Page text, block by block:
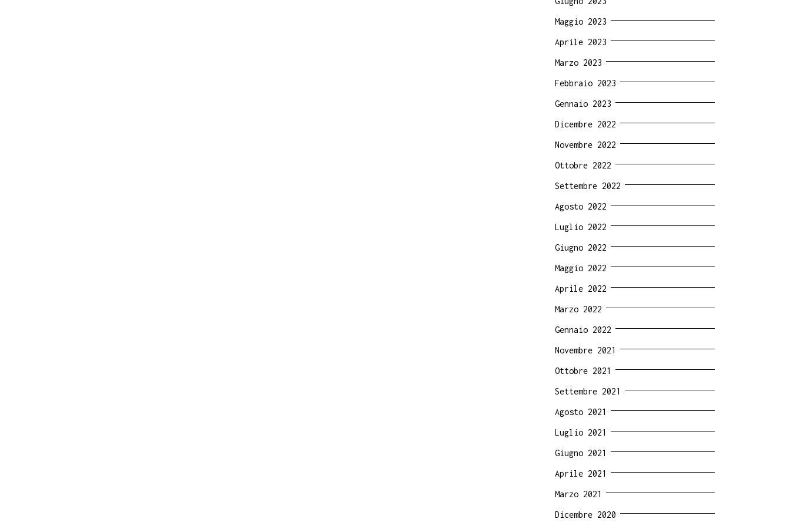
Maggio 2023
Aprile 2023
Marzo 2023
Febbraio 2023
Gennaio 2023
Dicembre 2022
Novembre 2022
Ottobre 2022
Settembre 2022
Agosto 2022
Luglio 2022
Giugno 2022
Maggio 2022
Aprile 2022
Marzo 2022
Gennaio 2022
Novembre 2021
Ottobre 2021
Settembre 2021
Agosto 2021
Luglio 2021
Giugno 2021
Aprile 2021
Marzo 2021
Dicembre 2020